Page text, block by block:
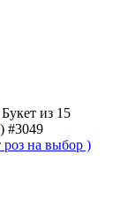
Букет из 15
#3049